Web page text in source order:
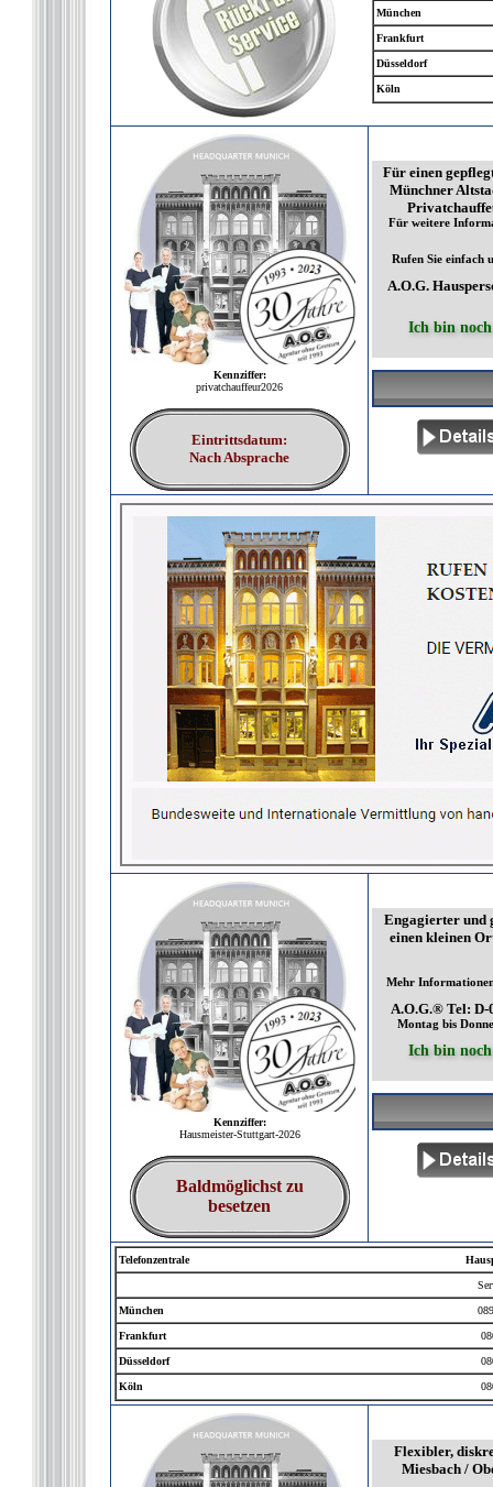
München
Frankfurt
Düsseldorf
Köln
Kennziffer:
privatchauffeur2026
Eintrittsdatum:
Nach Absprache
Für einen
Münchner
Für weitere
Rufen Sie einfach
A.O.G.
Ich bin
Kennziffer:
Hausmeister-Stuttgart-2026
Baldmöglichst zu
besetzen
Engagierter und
einen kleinen
Mehr
A.O.G.® Tel: D-
Montag bis
Ich bin
Telefonzentrale
München
Frankfurt
Düsseldorf
Köln
Flexibler,
Miesbach /